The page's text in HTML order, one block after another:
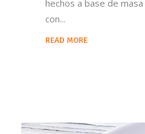
hechos a base de
con
READ MORE